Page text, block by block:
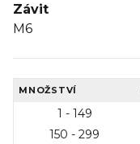
Závit
M6
MNOŽSTVÍ
1 - 149
150 - 299